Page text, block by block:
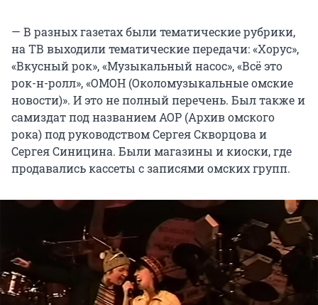
— В разных газетах были тематические рубрики,
на ТВ выходили тематические передачи: «Хорус»,
«Вкусный рок», «Музыкальный насос», «Всё это
рок-н-ролл», «ОМОН (Околомузыкальные омские
новости)». И это не полный перечень. Был также и
самиздат под названием АОР (Архив омского
рока) под руководством Сергея Скворцова и
Сергея Синицина. Были магазины и киоски, где
продавались кассеты с записями омских групп.